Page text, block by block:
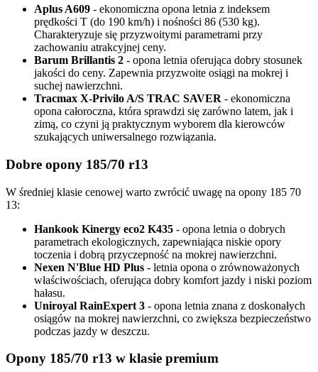
Aplus A609 - ekonomiczna opona letnia z indeksem
prędkości T (do 190 km/h) i nośności 86 (530 kg).
Charakteryzuje się przyzwoitymi parametrami przy
zachowaniu atrakcyjnej ceny.
Barum Brillantis 2 - opona letnia oferująca dobry stosunek
jakości do ceny. Zapewnia przyzwoite osiągi na mokrej i
suchej nawierzchni.
Tracmax X-Privilo A/S TRAC SAVER - ekonomiczna
opona całoroczna, która sprawdzi się zarówno latem, jak i
zimą, co czyni ją praktycznym wyborem dla kierowców
szukających uniwersalnego rozwiązania.
Dobre opony 185/70 r13
W średniej klasie cenowej warto zwrócić uwagę na opony 185 70
13:
Hankook Kinergy eco2 K435 - opona letnia o dobrych
parametrach ekologicznych, zapewniająca niskie opory
toczenia i dobrą przyczepność na mokrej nawierzchni.
Nexen N'Blue HD Plus - letnia opona o zrównoważonych
właściwościach, oferująca dobry komfort jazdy i niski poziom
hałasu.
Uniroyal RainExpert 3 - opona letnia znana z doskonałych
osiągów na mokrej nawierzchni, co zwiększa bezpieczeństwo
podczas jazdy w deszczu.
Opony 185/70 r13 w klasie premium